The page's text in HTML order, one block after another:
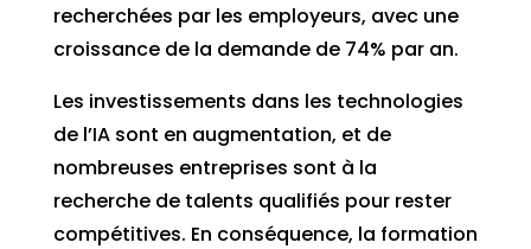
recherchées par les employeurs, avec une
croissance de la demande de 74% par an.
Les investissements dans les technologies
de l’IA sont en augmentation, et de
nombreuses entreprises sont à la
recherche de talents qualifiés pour rester
compétitives. En conséquence, la formation